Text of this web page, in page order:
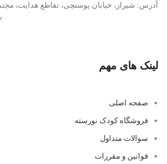
آدرس: شیراز، خیابان پوستچی، تقاطع هدایت،
لینک های مهم
صفحه اصلی
فروشگاه کودک نورسته
سوالات متداول
قوانین و مقررات